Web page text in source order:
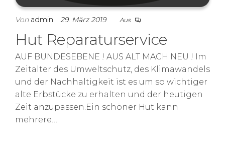
Vonadmin 29. März 2019 Aus
Hut Reparaturservice
AUF BUNDESEBENE ! AUS ALT MACH NEU ! Im
Zeitalter des Umweltschutz, des Klimawandels
und der Nachhaltigkeit ist es um so wichtiger
alte Erbstücke zu erhalten und der heutigen
Zeit anzupassen.Ein schöner Hut kann
mehrere…